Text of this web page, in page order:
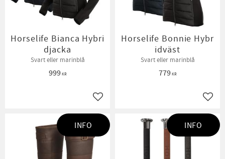
Horselife Bianca Hybri
djacka
Svart eller marinblå
999KR
Lägg till i favoriter
Horselife Bonnie Hybr
idväst
Svart eller marinblå
779KR
INFO INFO